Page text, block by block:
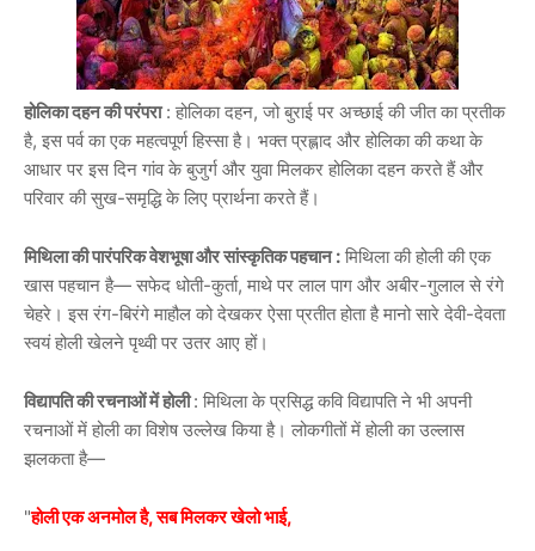
होलिका दहन की परंपरा: होलिका दहन, जो बुराई पर अच्छाई की जीत का प्रतीक
है, इस पर्व का एक महत्वपूर्ण हिस्सा है। भक्त प्रह्लाद और होलिका की कथा के
आधार पर इस दिन गांव के बुजुर्ग और युवा मिलकर होलिका दहन करते हैं और
परिवार की सुख-समृद्धि के लिए प्रार्थना करते हैं।
मिथिला की पारंपरिक वेशभूषा और सांस्कृतिक पहचान : मिथिला की होली की एक
खास पहचान है— सफेद धोती-कुर्ता, माथे पर लाल पाग और अबीर-गुलाल से रंगे
चेहरे। इस रंग-बिरंगे माहौल को देखकर ऐसा प्रतीत होता है मानो सारे देवी-देवता
स्वयं होली खेलने पृथ्वी पर उतर आए हों।
विद्यापति की रचनाओं में होली: मिथिला के प्रसिद्ध कवि विद्यापति ने भी अपनी
रचनाओं में होली का विशेष उल्लेख किया है। लोकगीतों में होली का उल्लास
झलकता है—
"होली एक अनमोल है, सब मिलकर खेलो भाई,